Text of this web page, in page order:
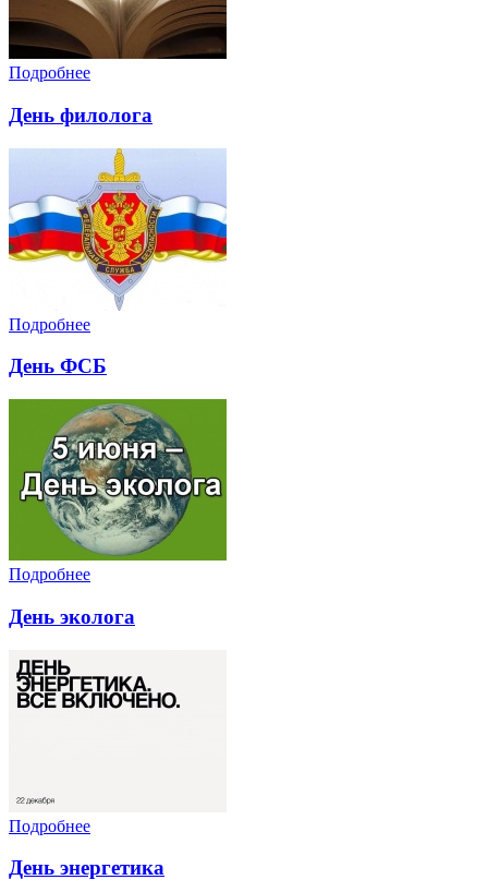
Подробнее
День филолога
Подробнее
День ФСБ
Подробнее
День эколога
Подробнее
День энергетика